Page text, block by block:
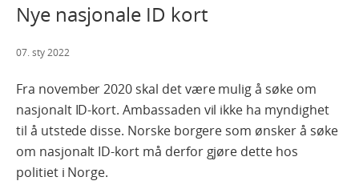
Nye nasjonale ID kort
07. sty 2022
Fra november 2020 skal det være mulig å søke om
nasjonalt ID-kort. Ambassaden vil ikke ha myndighet
til å utstede disse. Norske borgere som ønsker å søke
om nasjonalt ID-kort må derfor gjøre dette hos
politiet i Norge.